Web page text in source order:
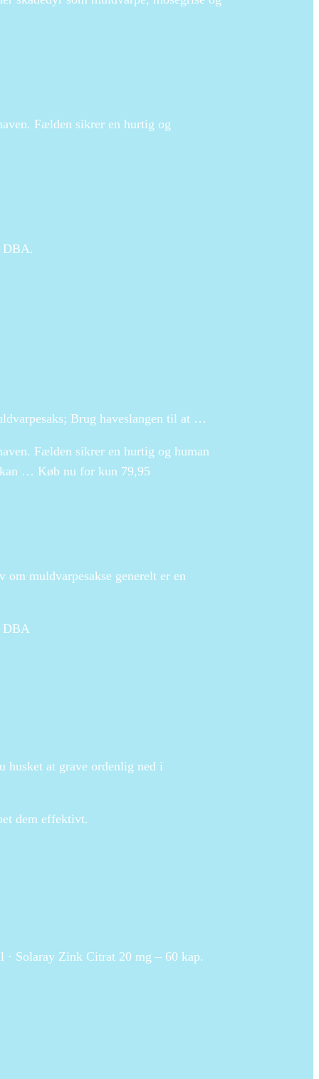
Fælden sikrer en hurtig og
DBA.
Brug haveslangen til at …
Fælden sikrer en hurtig og human
… Køb nu for kun 79,95
muldvarpesakse generelt er en
DBA
husket at grave ordenlig ned i
dem effektivt.
· Solaray Zink Citrat 20 mg – 60 kap.